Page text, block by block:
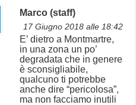
Marco (staff)
17 Giugno 2018 alle 18:42
E’ dietro a Montmartre,
in una zona un po’
degradata che in genere
è sconsigliabile,
qualcuno ti potrebbe
anche dire “pericolosa”,
ma non facciamo inutili